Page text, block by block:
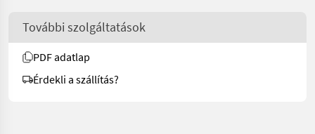
További szolgáltatások
PDF adatlap
Érdekli a szállítás?